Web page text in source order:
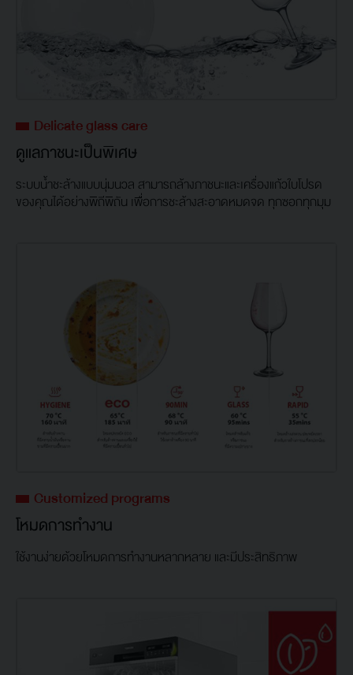
Delicate glass care
ดูแลภาชนะเป็นพิเศษ
ระบบน้ำชะล้างแบบนุ่มนวล สามารถล้างภาชนะและเครื่องแก้วใบโปรด
ของคุณได้อย่างพิถีพิถัน เพื่อการชะล้างสะอาดหมดจด ทุกซอกทุกมุม
Customized programs
โหมดการทำงาน
ใช้งานง่ายด้วยโหมดการทำงานหลากหลาย และมีประสิทธิภาพ